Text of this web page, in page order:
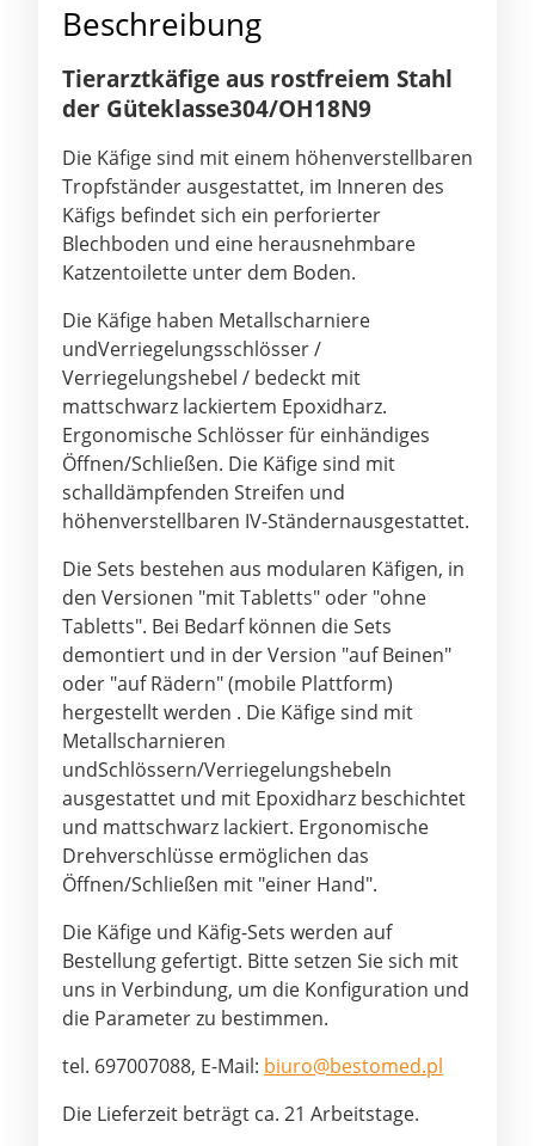
Beschreibung
Tierarztkäfige aus rostfreiem Stahl
der Güteklasse304/OH18N9
Die Käfige sind mit einem höhenverstellbaren
Tropfständer ausgestattet, im Inneren des
Käfigs befindet sich ein perforierter
Blechboden und eine herausnehmbare
Katzentoilette unter dem Boden.
Die Käfige haben Metallscharniere
undVerriegelungsschlösser /
Verriegelungshebel / bedeckt mit
mattschwarz lackiertem Epoxidharz.
Ergonomische Schlösserfür einhändiges
Öffnen/Schließen. Die Käfige sind mit
schalldämpfenden Streifen und
höhenverstellbaren IV-Ständernausgestattet.
Die Sets bestehen aus modularen Käfigen, in
den Versionen "mit Tabletts" oder "ohne
Tabletts". Bei Bedarf können die Sets
demontiert und in der Version "auf Beinen"
oder "auf Rädern"(mobile Plattform)
hergestellt werden . Die Käfige sind mit
Metallscharnieren
undSchlössern/Verriegelungshebeln
ausgestattet und mit Epoxidharz beschichtet
und mattschwarz lackiert. Ergonomische
Drehverschlüsse ermöglichen das
Öffnen/Schließen mit "einer Hand".
Die Käfige und Käfig-Sets werden auf
Bestellung gefertigt. Bitte setzen Sie sich mit
uns in Verbindung, um die Konfiguration und
die Parameter zu bestimmen.
tel. 697007088, E-Mail: biuro@bestomed.pl
Die Lieferzeit beträgt ca. 21 Arbeitstage.